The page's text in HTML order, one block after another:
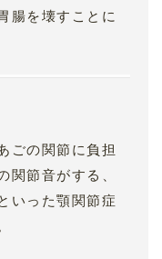
腸を壊すことに
ごの関節に負担
関節音がする、
いった顎関節症